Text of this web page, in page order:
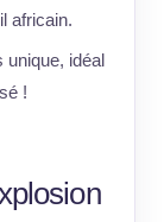
africain.
unique, idéal
!